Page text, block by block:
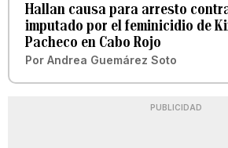
Hallan causa para arresto
imputado por el feminicidio de
Pacheco en Cabo Rojo
Por Andrea Guemárez Soto
PUBLICIDAD